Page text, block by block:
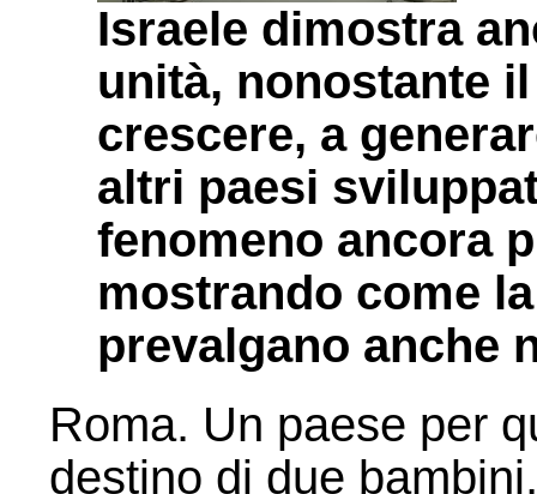
Israele dimostra
unità, nonostante
crescere, a
altri paesi
fenomeno ancora
mostrando come
prevalgano anche
Roma. Un paese per
destino di due